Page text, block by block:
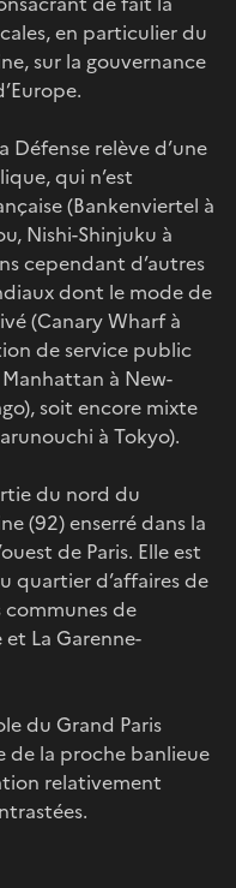
en particulier du
sur la gouvernance
Défense relève d’une
qui n’est
(Bankenviertel à
Nishi-Shinjuku à
cependant d’autres
dont le mode de
(Canary Wharf à
de service public
à New-
soit encore mixte
à Tokyo).
du nord du
(92) enserré dans la
de Paris. Elle est
quartier d’affaires de
communes de
La Garenne-
du Grand Paris
de la proche banlieue
relativement